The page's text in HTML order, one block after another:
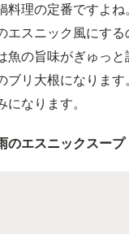
料理の定番ですよ
エスニック風にする
魚の旨味がぎゅっと
ブリ大根になりま
なります。
のエスニックスープ